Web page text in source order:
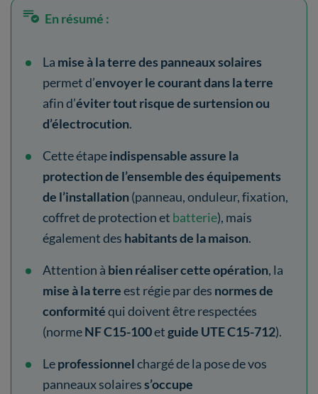
En résumé :
La mise à la terre des panneaux solaires
permet d’envoyer le courant dans la terre
afin d’éviter tout risque de surtension ou
d’électrocution.
Cette étapeindispensable assure la
protection de l’ensemble des équipements
de l’installation(panneau, onduleur, fixation,
coffret de protection et batterie), mais
également des habitants de la maison.
Attention à bien réaliser cette opération, la
mise à la terreest régie par des normes de
conformitéqui doivent être respectées
(normeNF C15-100etguide UTE C15-712).
Leprofessionnelchargé de la pose de vos
panneaux solairess’occupe